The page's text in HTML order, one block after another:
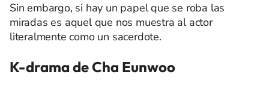
Sin embargo, si hay un papel que se roba las
miradas es aquel que nos muestra al actor
literalmente como un sacerdote.
K-drama de Cha Eunwoo